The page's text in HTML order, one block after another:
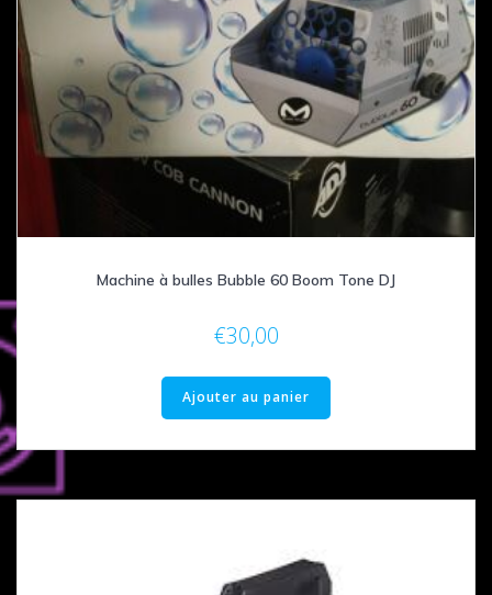
Machine à bulles Bubble 60 Boom Tone DJ
€30,00
Ajouter au panier